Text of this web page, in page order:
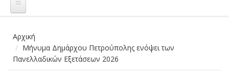
Αρχική
Μήνυμα Δημάρχου Πετρούπολης ενόψει των
Πανελλαδικών Εξετάσεων 2026